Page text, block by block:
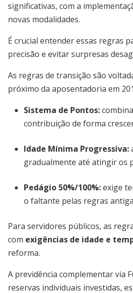
significativas, com a
novas modalidades.
É crucial entender essas regras
precisão e evitar surpresas
As regras de transição são
próximo da aposentadoria em
Sistema de Pontos:
contribuição de forma
Idade Mínima Progressiva:
gradualmente até atingir os
Pedágio 50%/100%:exige
o faltante pelas regras
Para servidores públicos, as
com exigências de idade e
reforma.
A previdência complementar via
reservas individuais investidas,